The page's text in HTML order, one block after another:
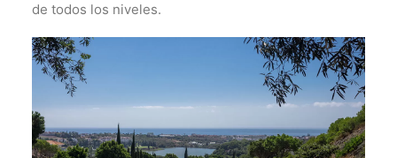
de todos los niveles.